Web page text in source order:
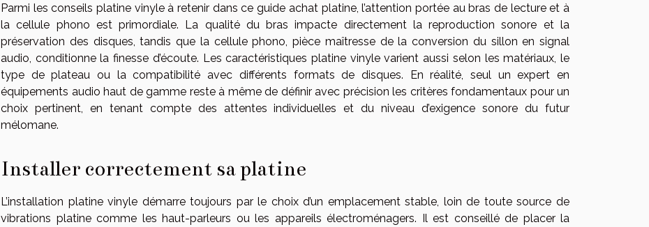
Parmi les conseils platine vinyle à retenir dans ce guide achat platine, l’attention portée au bras de lecture et à
la cellule phono est primordiale. La qualité du bras impacte directement la reproduction sonore et la
préservation des disques, tandis que la cellule phono, pièce maîtresse de la conversion du sillon en signal
audio, conditionne la finesse d’écoute. Les caractéristiques platine vinyle varient aussi selon les matériaux, le
type de plateau ou la compatibilité avec différents formats de disques. En réalité, seul un expert en
équipements audio haut de gamme reste à même de définir avec précision les critères fondamentaux pour un
choix pertinent, en tenant compte des attentes individuelles et du niveau d’exigence sonore du futur
mélomane.
Installer correctement sa platine
L’installation platine vinyle démarre toujours par le choix d’un emplacement stable, loin de toute source de
vibrations platine comme les haut-parleurs ou les appareils électroménagers. Il est conseillé de placer la